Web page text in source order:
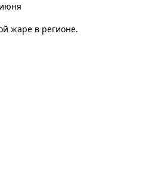
жаре в регионе.